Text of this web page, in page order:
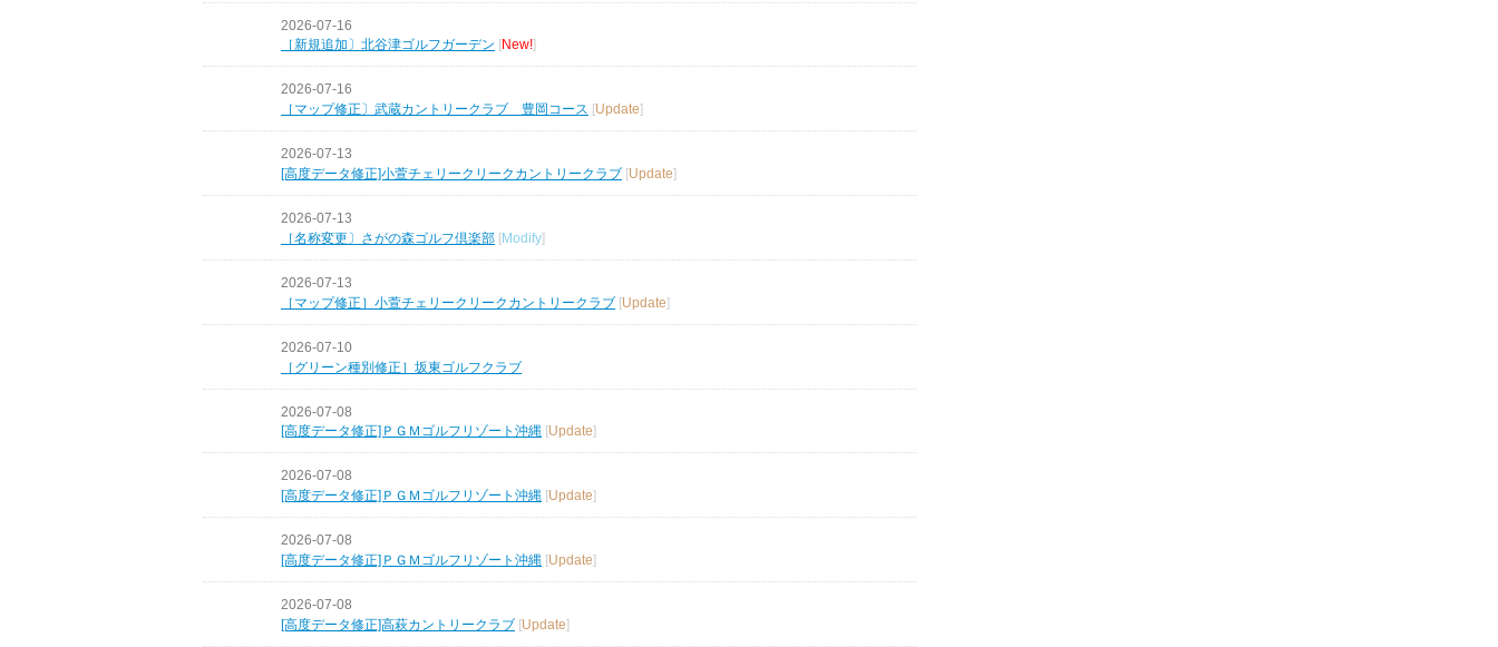
2026-07-16
［新規追加〕北谷津ゴルフガーデン [New!]
2026-07-16
［マップ修正〕武蔵カントリークラブ 豊岡コース [Update]
2026-07-13
[高度データ修正]小萱チェリークリークカントリークラブ [Update]
2026-07-13
［名称変更〕さがの森ゴルフ倶楽部 [Modify]
2026-07-13
［マップ修正］小萱チェリークリークカントリークラブ [Update]
2026-07-10
［グリーン種別修正］坂東ゴルフクラブ
2026-07-08
[高度データ修正]ＰＧＭゴルフリゾート沖縄 [Update]
2026-07-08
[高度データ修正]ＰＧＭゴルフリゾート沖縄 [Update]
2026-07-08
[高度データ修正]ＰＧＭゴルフリゾート沖縄 [Update]
2026-07-08
[高度データ修正]高萩カントリークラブ [Update]